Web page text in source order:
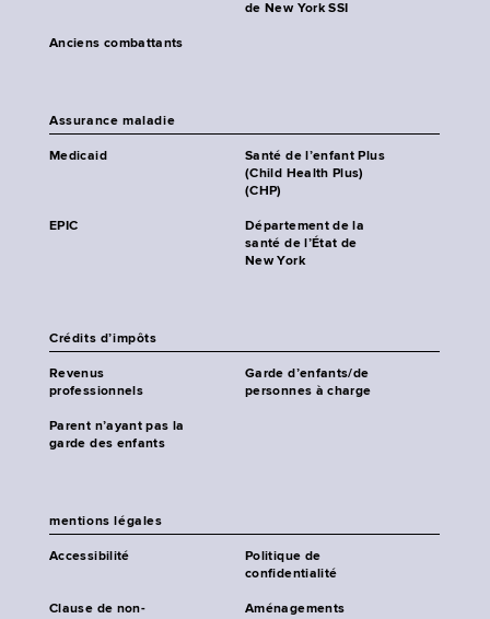
de New York SSI
Anciens combattants
Assurance maladie
Medicaid
Santé de l’enfant Plus
(Child Health Plus)
(CHP)
EPIC
Département de la
santé de l’État de
New York
Crédits d’impôts
Revenus
professionnels
Garde d’enfants/de
personnes à charge
Parent n’ayant pas la
garde des enfants
mentions légales
Accessibilité
Politique de
confidentialité
Clause de non-
Aménagements